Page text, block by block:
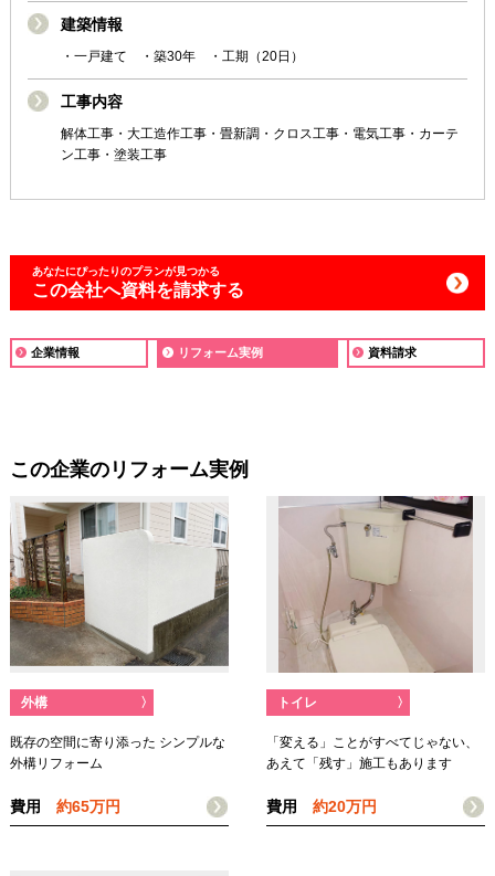
建築情報
・一戸建て ・築30年 ・工期（20日）
工事内容
解体工事・大工造作工事・畳新調・クロス工事・電気工事・カーテ
ン工事・塗装工事
あなたにぴったりのプランが見つかる
この会社へ資料を請求する
企業情報 リフォーム実例 資料請求
この企業のリフォーム実例
外構 〉
既存の空間に寄り添った シンプルな
外構リフォーム
費用 約65万円
トイレ 〉
「変える」ことがすべてじゃない、
あえて「残す」施工もあります
費用約20万円